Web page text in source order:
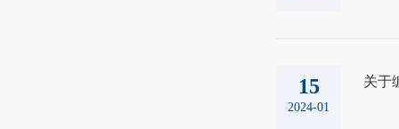
15
2024-01
关于